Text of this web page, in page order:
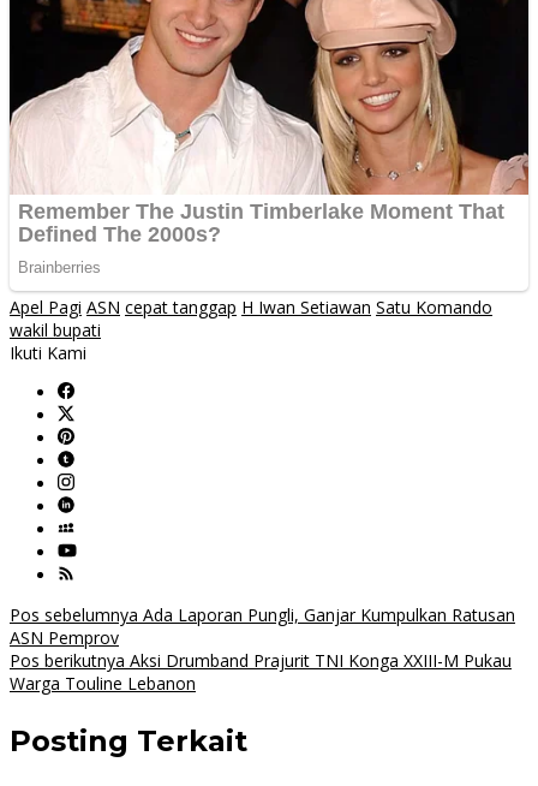
Apel Pagi ASN cepat tanggap H Iwan Setiawan Satu Komando
wakil bupati
Ikuti Kami
Navigasi
pos
Pos sebelumnya Ada Laporan Pungli, Ganjar Kumpulkan Ratusan
ASN Pemprov
Pos berikutnya Aksi Drumband Prajurit TNI Konga XXIII-M Pukau
Warga Touline Lebanon
Posting Terkait